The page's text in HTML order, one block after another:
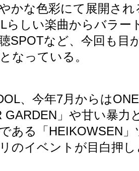
かな色彩にて展開され
らしい楽曲からバラー
SPOTなど、 今回も目
なっている。
、 今年7月からは
GARDEN 」や甘い暴力
ある「 HEIKOWSEN
のイベントが目白押